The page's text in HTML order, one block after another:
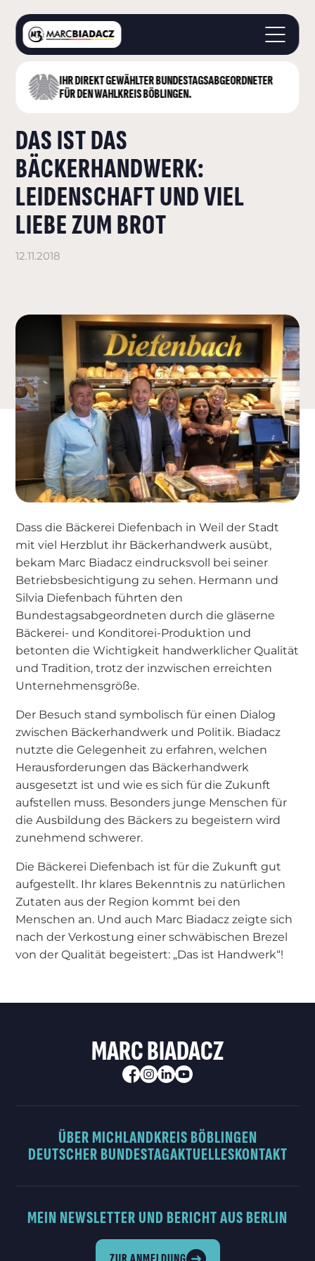
IHR DIREKT GEWÄHLTER BUNDESTAGS­ABGEORDNETER
FÜR DEN WAHLKREIS BÖBLINGEN.
STARTSEITE
LANDKREIS BÖBLINGEN
DEUTSCHER BUNDESTAG
AKTUELLES
KONTAKT
DAS IST DAS
BÄCKERHANDWERK:
LEIDENSCHAFT UND VIEL
LIEBE ZUM BROT
12.11.2018
Dass die Bäckerei Diefenbach in Weil der Stadt
mit viel Herzblut ihr Bäckerhandwerk ausübt,
bekam Marc Biadacz eindrucksvoll bei seiner
Betriebsbesichtigung zu sehen. Hermann und
Silvia Diefenbach führten den
Bundestagsabgeordneten durch die gläserne
Bäckerei- und Konditorei-Produktion und
betonten die Wichtigkeit handwerklicher Qualität
und Tradition, trotz der inzwischen erreichten
Unternehmensgröße.
Der Besuch stand symbolisch für einen Dialog
zwischen Bäckerhandwerk und Politik. Biadacz
nutzte die Gelegenheit zu erfahren, welchen
Herausforderungen das Bäckerhandwerk
ausgesetzt ist und wie es sich für die Zukunft
aufstellen muss. Besonders junge Menschen für
die Ausbildung des Bäckers zu begeistern wird
zunehmend schwerer.
Die Bäckerei Diefenbach ist für die Zukunft gut
aufgestellt. Ihr klares Bekenntnis zu natürlichen
Zutaten aus der Region kommt bei den
Menschen an. Und auch Marc Biadacz zeigte sich
nach der Verkostung einer schwäbischen Brezel
von der Qualität begeistert: „Das ist Handwerk“!
MARC BIADACZ
ÜBER MICHLANDKREIS BÖBLINGEN
DEUTSCHER BUNDESTAGAKTUELLESKONTAKT
MEIN NEWSLETTER UND BERICHT AUS BERLIN